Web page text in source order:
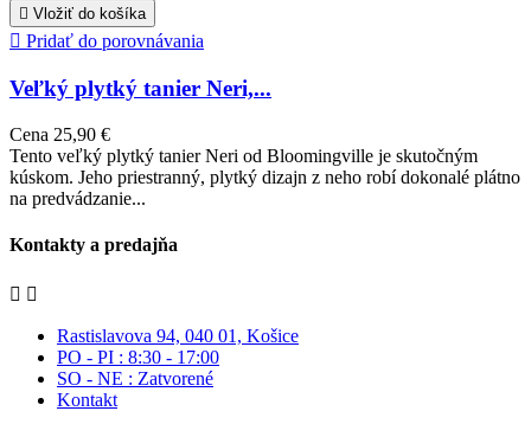
 Vložiť do košíka
 Pridať do porovnávania
Veľký plytký tanier Neri,...
Cena 25,90 €
Tento veľký plytký tanier Neri od Bloomingville je skutočným
kúskom. Jeho priestranný, plytký dizajn z neho robí dokonalé plátno
na predvádzanie...
Kontakty a predajňa
 
Rastislavova 94, 040 01, Košice
PO - PI : 8:30 - 17:00
SO - NE : Zatvorené
Kontakt